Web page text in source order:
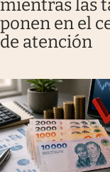
mientras las
ponen en el
de atención